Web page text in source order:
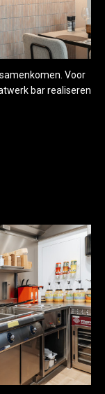
Voor
bar realiseren